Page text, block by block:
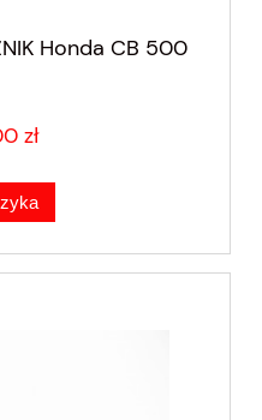
Honda CB 500
zł